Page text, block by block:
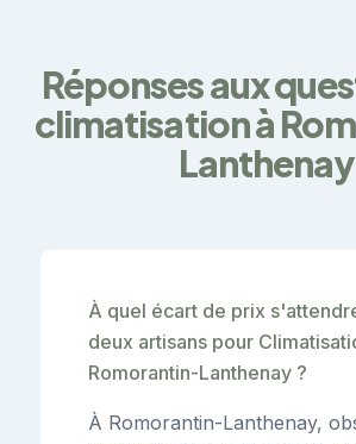
Réponses aux
climatisation à
Lanthenay
À quel écart de prix
deux artisans pour
Romorantin-Lanthenay ?
À Romorantin-Lanthenay,